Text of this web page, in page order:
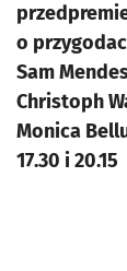
o
Sam
Christoph
Monica
17.30 i 20.15